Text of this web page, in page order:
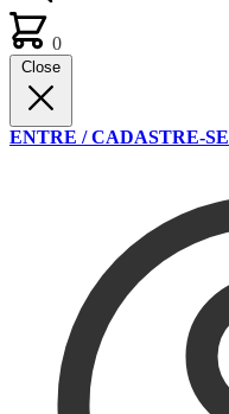
0
Close
ENTRE / CADASTRE-SE